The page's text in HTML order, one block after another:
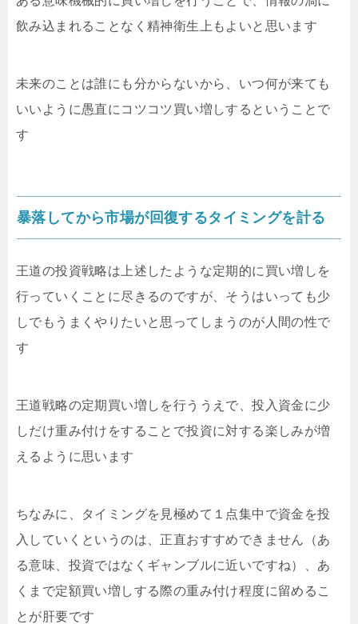
飲み込まれることなく精神衛生上もよいと思います
未来のことは誰にも分からないから、いつ何が来ても
いいように愚直にコツコツ買い増しするということで
す
暴落してから市場が回復するタイミングを計る
王道の投資戦略は上述したような定期的に買い増しを
行っていくことに尽きるのですが、そうはいっても少
しでもうまくやりたいと思ってしまうのが人間の性で
す
王道戦略の定期買い増しを行ううえで、投入資金に少
しだけ重み付けをすることで投資に対する楽しみが増
えるように思います
ちなみに、タイミングを見極めて１点集中で資金を投
入していくというのは、正直おすすめできません（あ
る意味、投資ではなくギャンブルに近いですね）、あ
くまで定額買い増しする際の重み付け程度に留めるこ
とが肝要です